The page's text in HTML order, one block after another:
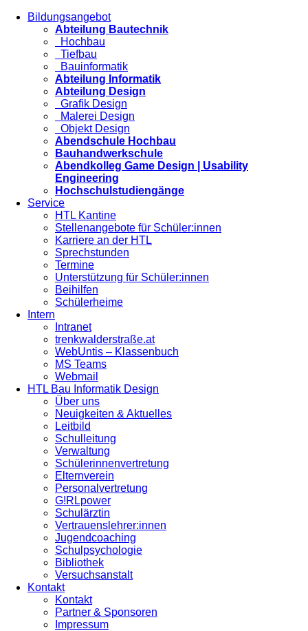
Bildungsangebot
Abteilung Bautechnik
Hochbau
Tiefbau
Bauinformatik
Abteilung Informatik
Abteilung Design
Grafik Design
Malerei Design
Objekt Design
Abendschule Hochbau
Bauhandwerkschule
Abendkolleg Game Design | Usability
Engineering
Hochschulstudiengänge
Service
HTL Kantine
Stellenangebote für Schüler:innen
Karriere an der HTL
Sprechstunden
Termine
Unterstützung für Schüler:innen
Beihilfen
Schülerheime
Intern
Intranet
trenkwalderstraße.at
WebUntis – Klassenbuch
MS Teams
Webmail
HTL Bau Informatik Design
Über uns
Neuigkeiten & Aktuelles
Leitbild
Schulleitung
Verwaltung
Schülerinnenvertretung
Elternverein
Personalvertretung
G!RLpower
Schulärztin
Vertrauenslehrer:innen
Jugendcoaching
Schulpsychologie
Bibliothek
Versuchsanstalt
Kontakt
Kontakt
Partner & Sponsoren
Impressum